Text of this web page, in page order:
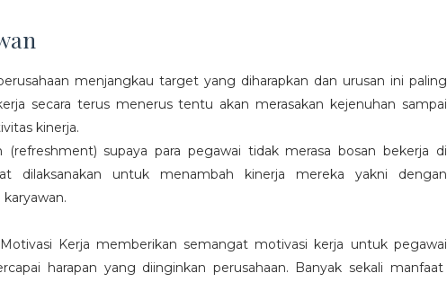
menjangkau target yang diharapkan dan urusan ini paling
secara terus menerus tentu akan merasakan kejenuhan sampai
kinerja.
(refreshment) supaya para pegawai tidak merasa bosan bekerja di
dilaksanakan untuk menambah kinerja mereka yakni dengan
Kerja memberikan semangat motivasi kerja untuk pegawai
harapan yang diinginkan perusahaan. Banyak sekali manfaat